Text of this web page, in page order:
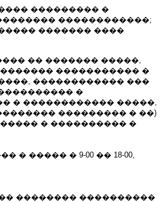
��������� �
������������;
������� ����
�� ������� �����,
����������� �
������������ ���
�
� ������������ �����,
��������� � ��)
� ���������� �
����� � 9-00 �� 18-00,
�������� ����������